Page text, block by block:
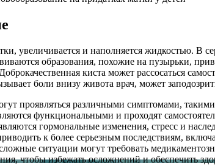
увеличивается и наполняется жидкостью. В
образования, похожие на пузырьки,
Доброкачественная киста может рассосаться
боли внизу живота врач, может
проявляться различными симптомами,
функциональными и проходят
гормональные изменения, стресс и
к более серьезным последствиям,
ситуации могут требовать
чтобы избежать осложнений и обеспечить